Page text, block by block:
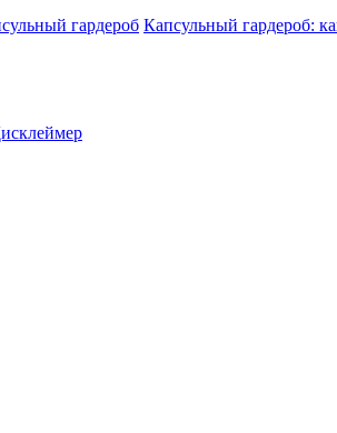
гардероб Капсульный гардероб: